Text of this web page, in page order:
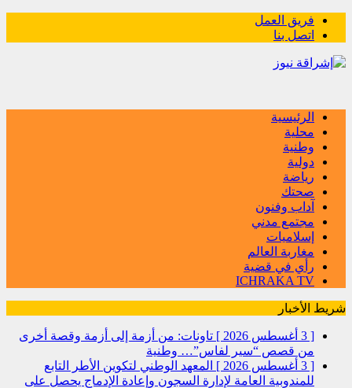
فريق العمل
اتصل بنا
الرئيسية
محلية
وطنية
دولية
رياضة
صحتك
آداب وفنون
مجتمع مدني
إسلاميات
مغاربة العالم
رأي في قضية
ICHRAKA TV
شريط الأخبار
[ 3 أغسطس 2026 ]
تاونات: من أزمة إلى أزمة وقصة أخرى
من قصص “سير لفاس”… وطنية
[ 3 أغسطس 2026 ]
المعهد الوطني لتكوين الأطر التابع
للمندوبية العامة لإدارة السجون وإعادة الإدماج يحصل على